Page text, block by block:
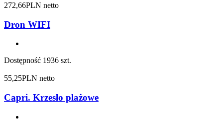
272,66PLN netto
Dron WIFI
Dostępność 1936 szt.
55,25PLN netto
Capri. Krzesło plażowe